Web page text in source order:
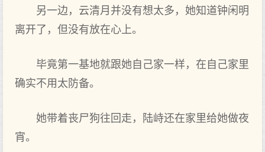
另一边，云清月并没有想太多，她知道钟闲明
离开了，但没有放在心上。
毕竟第一基地就跟她自己家一样，在自己家里
确实不用太防备。
她带着丧尸狗往回走，陆峙还在家里给她做夜
宵。